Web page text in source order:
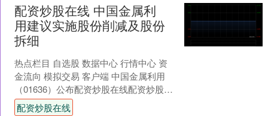
配资炒股在线 中国金属利
用建议实施股份削减及股份
拆细
热点栏目 自选股 数据中心 行情中心 资
金流向 模拟交易 客户端 中国金属利用
（01636）公布配资炒股在线配资炒股在
线，董事会建议实施股份削减及股份拆
配资炒股在线